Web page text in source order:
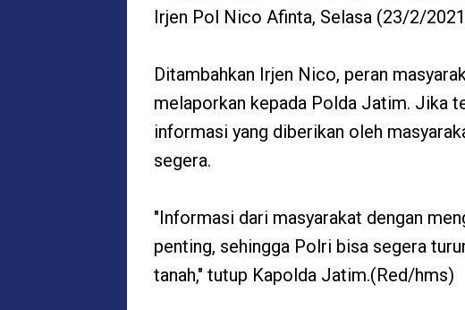
Irjen Pol Nico Afinta, Selasa (23/2/
Ditambahkan Irjen Nico, peran
melaporkan kepada Polda Jatim. Jika
informasi yang diberikan oleh
segera.
"Informasi dari masyarakat dengan
penting, sehingga Polri bisa segera
tanah," tutup Kapolda Jatim.(Red/hms)